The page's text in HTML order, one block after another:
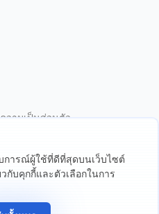
การณ์ผู้ใช้ที่ดีที่สุดบนเว็บไซต์
กับคุกกี้และตัวเลือกในการ
วามเป็นส่วนตัว
เลขทะเบียน: 13534801 (อังกฤษ) |